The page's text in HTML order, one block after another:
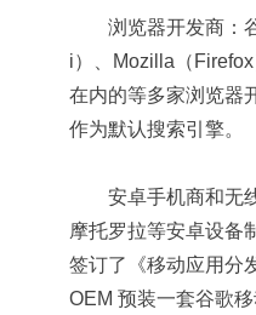
浏览器开发商：谷
i）、Mozilla（
在内的等多家浏览器
作为默认搜索引擎。
安卓手机商和无线
摩托罗拉等安卓设备
签订了《移动应用分
OEM 预装一套谷歌